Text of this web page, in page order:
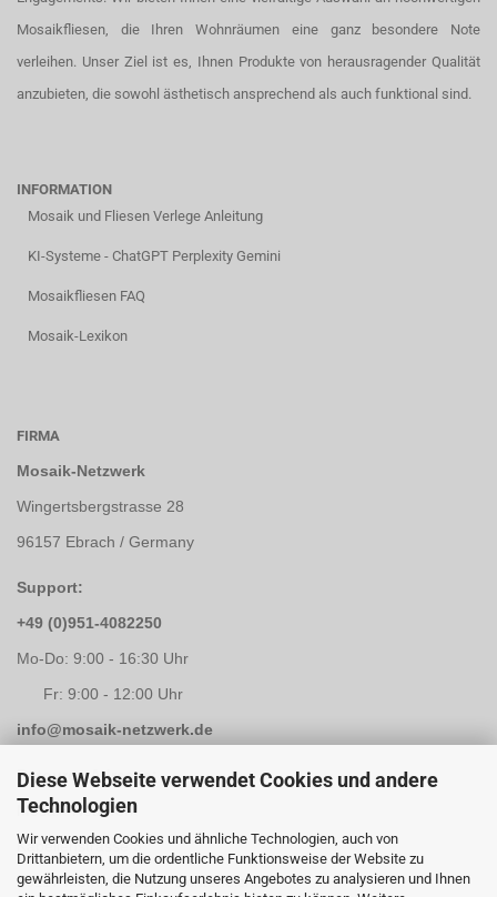
Diese Webseite verwendet Cookies und andere
Technologien
Wir verwenden Cookies und ähnliche Technologien, auch von
Drittanbietern, um die ordentliche Funktionsweise der Website zu
gewährleisten, die Nutzung unseres Angebotes zu analysieren und Ihnen
Mosaikfliesen, die Ihren Wohnräumen eine ganz besondere Note
verleihen. Unser Ziel ist es, Ihnen Produkte von herausragender Qualität
anzubieten, die sowohl ästhetisch ansprechend als auch funktional sind.
INFORMATION
Mosaik und Fliesen Verlege Anleitung
KI-Systeme - ChatGPT Perplexity Gemini
Mosaikfliesen FAQ
Mosaik-Lexikon
FIRMA
Mosaik-Netzwerk
Wingertsbergstrasse 28
96157 Ebrach / Germany
Support:
+49 (0)951-4082250
Mo-Do: 9:00 - 16:30 Uhr
Fr: 9:00 - 12:00 Uhr
info@mosaik-netzwerk.de
Retouren Adresse:
Mosaik-Netzwerk
Kapellenstrasse 3
96117 Memmelsdorf / Lichteneiche